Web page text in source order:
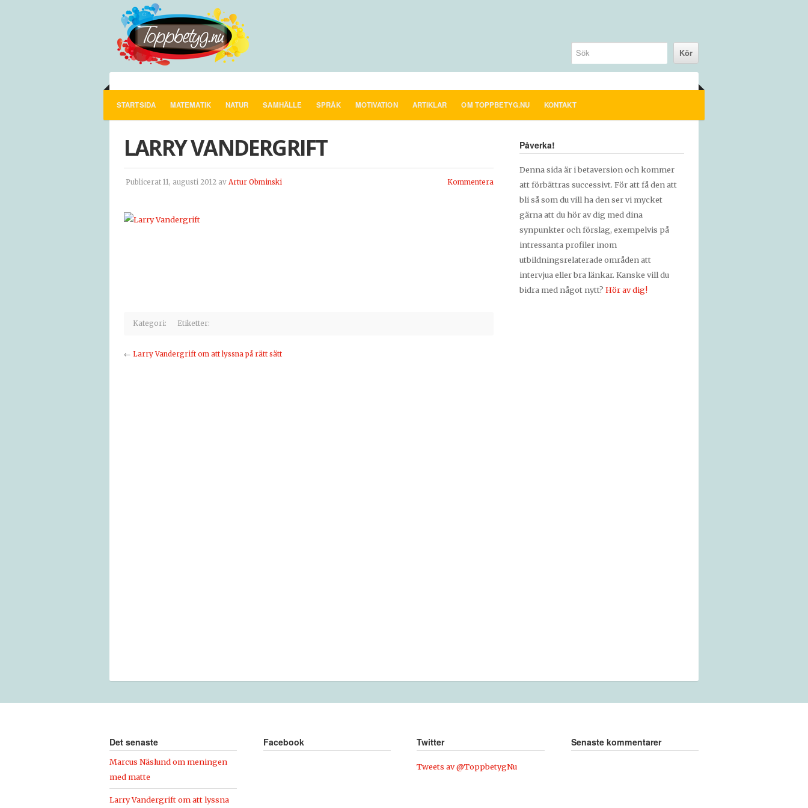
STARTSIDA MATEMATIK NATUR SAMHÄLLE SPRÅK MOTIVATION ARTIKLAR OM TOPPBETYG.NU KONTAKT
LARRY VANDERGRIFT
Publicerat 11, augusti 2012 av Artur Obminski Kommentera
Kategori: Etiketter:
← Larry Vandergrift om att lyssna på rätt sätt
Påverka!
Denna sida är i betaversion och kommer
att förbättras successivt. För att få den att
bli så som du vill ha den ser vi mycket
gärna att du hör av dig med dina
synpunkter och förslag, exempelvis på
intressanta profiler inom
utbildningsrelaterade områden att
intervjua eller bra länkar. Kanske vill du
bidra med något nytt?Hör av dig!
Det senaste
Marcus Näslund om meningen
med matte
Larry Vandergrift om att lyssna
Facebook Twitter
Tweets av @ToppbetygNu
Senaste kommentarer